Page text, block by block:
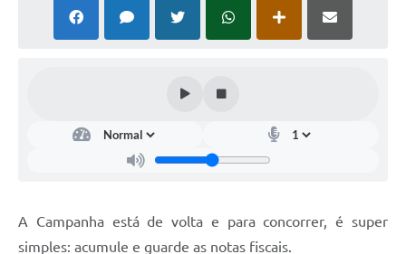
Relatório Ouvidoria 2024
A Campanha está de volta e para concorrer, é super
simples: acumule e guarde as notas fiscais.